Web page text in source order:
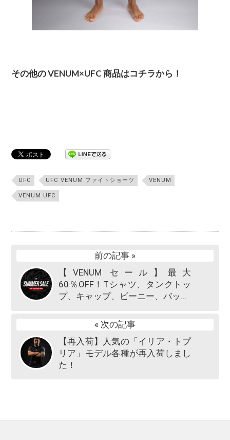
その他の VENUM×UFC 商品はコチラから！
UFC UFC VENUM ファイトショーツ VENUM
VENUM UFC
前の記事 »
【VENUM セール】最大
60％OFF！Tシャツ、タンクトッ
プ、キャップ、ビーニー、バッ...
« 次の記事
【再入荷】人気の「イリア・トプ
リア」モデル各種が再入荷しまし
た！